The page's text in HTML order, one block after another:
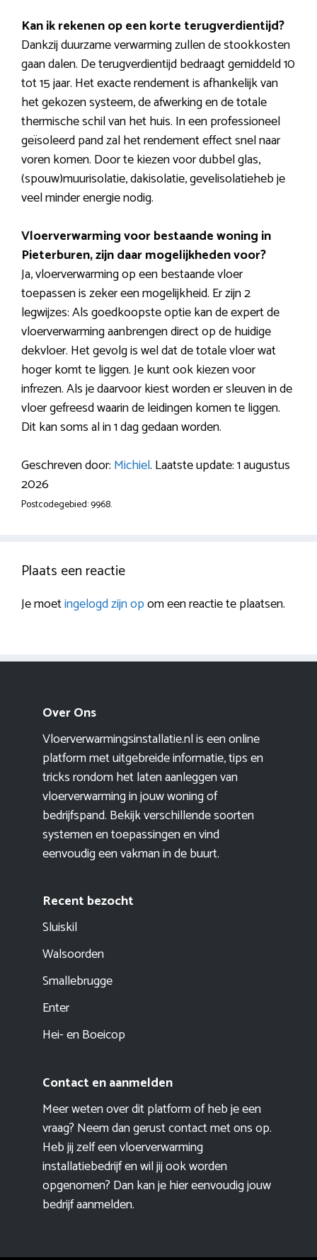
Kan ik rekenen op een korte terugverdientijd?
Dankzij duurzame verwarming zullen de stookkosten
gaan dalen. De terugverdientijd bedraagt gemiddeld 10
tot 15 jaar. Het exacte rendement is afhankelijk van
het gekozen systeem, de afwerking en de totale
thermische schil van het huis. In een professioneel
geïsoleerd pand zal het rendement effect snel naar
voren komen. Door te kiezen voor dubbel glas,
(spouw)muurisolatie, dakisolatie, gevelisolatieheb je
veel minder energie nodig.
Vloerverwarming voor bestaande woning in
Pieterburen, zijn daar mogelijkheden voor?
Ja, vloerverwarming op een bestaande vloer
toepassen is zeker een mogelijkheid. Er zijn 2
legwijzes: Als goedkoopste optie kan de expert de
vloerverwarming aanbrengen direct op de huidige
dekvloer. Het gevolg is wel dat de totale vloer wat
hoger komt te liggen. Je kunt ook kiezen voor
infrezen. Als je daarvoor kiest worden er sleuven in de
vloer gefreesd waarin de leidingen komen te liggen.
Dit kan soms al in 1 dag gedaan worden.
Geschreven door: Michiel. Laatste update: 1 augustus
2026
Postcodegebied: 9968.
Plaats een reactie
Je moetingelogd zijn opom een reactie te plaatsen.
Over Ons
Vloerverwarmingsinstallatie.nl is een online
platform met uitgebreide informatie, tips en
tricks rondom het laten aanleggen van
vloerverwarming in jouw woning of
bedrijfspand. Bekijk verschillende soorten
systemen en toepassingen en vind
eenvoudig een vakman in de buurt.
Recent bezocht
Sluiskil
Walsoorden
Smallebrugge
Enter
Hei- en Boeicop
Contact en aanmelden
Meer weten over dit platform of heb je een
vraag? Neem dan gerust contact met ons op.
Heb jij zelf een vloerverwarming
installatiebedrijf en wil jij ook worden
opgenomen? Dan kan je hier eenvoudigjouw
bedrijf aanmelden.